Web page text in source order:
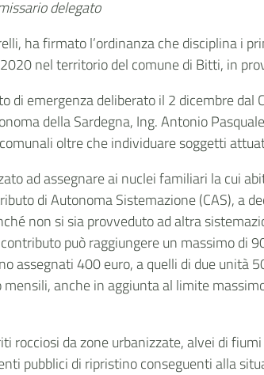
delegato
ha firmato l’ordinanza che disciplina i
nel territorio del comune di Bitti, in
di emergenza deliberato il 2 dicembre
della Sardegna, Ing. Antonio
oltre che individuare soggetti
ad assegnare ai nuclei familiari la cui
di Autonoma Sistemazione (CAS), a
non si sia provveduto ad altra
può raggiungere un massimo di
assegnati 400 euro, a quelli di due unità
anche in aggiunta al limite
da zone urbanizzate, alvei di
pubblici di ripristino conseguenti alla